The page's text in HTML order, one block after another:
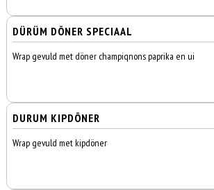
DÜRÜM DÖNER SPECIAAL
Wrap gevuld met döner champiqnons paprika en ui
DURUM KIPDÖNER
Wrap gevuld met kipdöner